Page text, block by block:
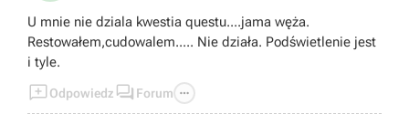
U mnie nie dziala kwestia questu....jama węża.
Restowałem,cudowalem..... Nie działa. Podświetlenie jest
i tyle.
Odpowiedz  Forum 